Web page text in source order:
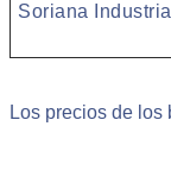
Soriana Industrial
Los precios de los